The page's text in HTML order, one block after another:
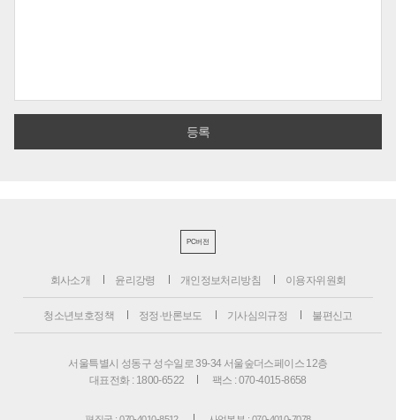
PC버전
회사소개 윤리강령 개인정보처리방침 이용자위원회
청소년보호정책 정정·반론보도 기사심의규정 불편신고
서울특별시 성동구 성수일로 39-34 서울숲더스페이스 12층
대표전화 : 1800-6522
팩스 : 070-4015-8658